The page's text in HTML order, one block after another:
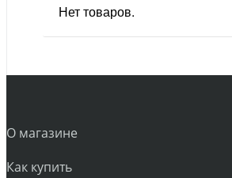
Нет товаров.
О магазине
Как купить